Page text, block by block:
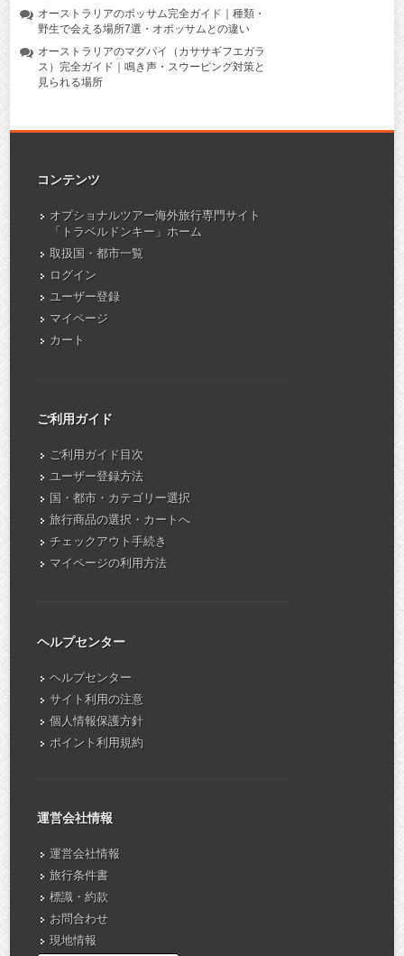
オーストラリアのポッサム完全ガイド｜種類・
野生で会える場所7選・オポッサムとの違い
オーストラリアのマグパイ（カササギフエガラ
ス）完全ガイド｜鳴き声・スウーピング対策と
見られる場所
コンテンツ
オプショナルツアー海外旅行専門サイト
「トラベルドンキー」ホーム
取扱国・都市一覧
ログイン
ユーザー登録
マイページ
カート
ご利用ガイド
ご利用ガイド目次
ユーザー登録方法
国・都市・カテゴリー選択
旅行商品の選択・カートへ
チェックアウト手続き
マイページの利用方法
ヘルプセンター
ヘルプセンター
サイト利用の注意
個人情報保護方針
ポイント利用規約
運営会社情報
運営会社情報
旅行条件書
標識・約款
お問合わせ
現地情報